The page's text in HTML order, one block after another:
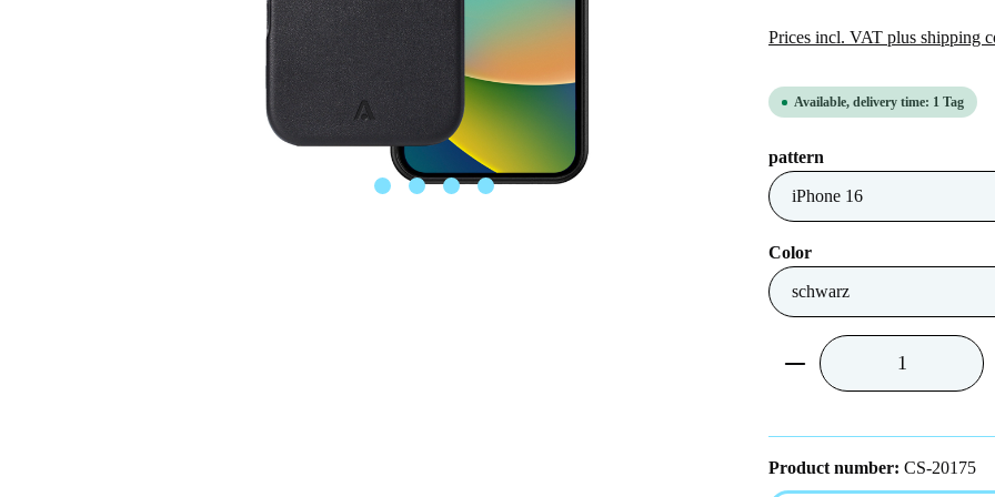
Prices incl. VAT plus shipping
Available, delivery time: 1 Tag
Select
pattern
Select
Color
Product Quantity:
Product number: CS-20175